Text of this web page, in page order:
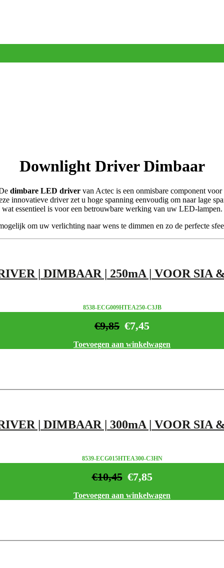
Downlight Driver Dimbaar
dimbare LED drivervan Actec is een onmisbare component
innovatieve driver zet u hoge spanning eenvoudig om naar lage
wat essentieel is voor een betrouwbare werking van uw LED-lampen.
om uw verlichting naar wens te dimmen en zo de perfecte
| DIMBAAR | 250mA | VOOR SIA
8538-ECG009HTEA250-C3JB
€7,45
€9,85
Toevoegen aan winkelwagen
| DIMBAAR | 300mA | VOOR SIA
8539-ECG015HTEA300-C3HN
€7,85
€10,45
Toevoegen aan winkelwagen